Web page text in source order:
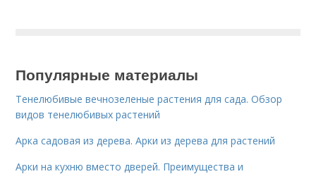
Популярные материалы
Тенелюбивые вечнозеленые растения для сада. Обзор
видов тенелюбивых растений
Арка садовая из дерева. Арки из дерева для растений
Арки на кухню вместо дверей. Преимущества и